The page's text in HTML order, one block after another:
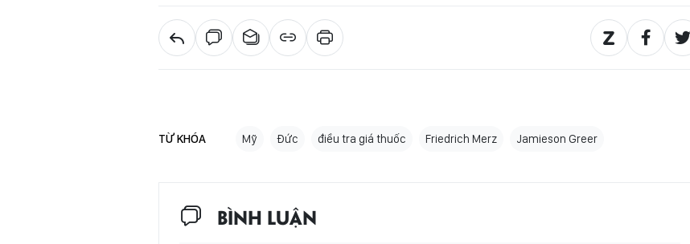
TỪ KHÓA Mỹ Đức điều tra giá thuốc Friedrich Merz Jamieson Greer
BÌNH LUẬN